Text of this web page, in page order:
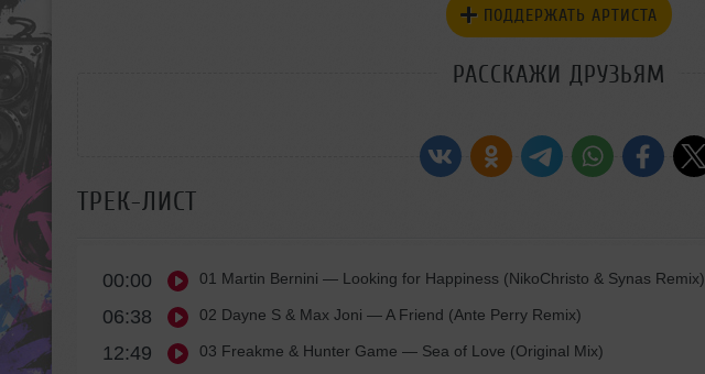
ПОДДЕРЖАТЬ АРТИСТА
РАССКАЖИ ДРУЗЬЯМ
ТРЕК-ЛИСТ
00:00 01 Martin Bernini — Looking for Happiness (NikoChristo & Synas Remix)
06:38 02 Dayne S & Max Joni — A Friend (Ante Perry Remix)
12:49 03 Freakme & Hunter Game — Sea of Love (Original Mix)